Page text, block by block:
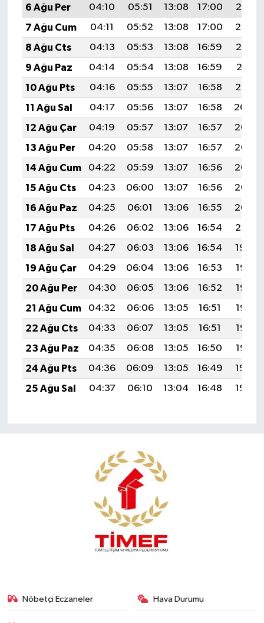
6 Ağu Per
04:10 05:51 13:08 17:00
20:15
7 Ağu Cum
04:11 05:52 13:08 17:00
20:14
8 Ağu Cts
04:13 05:53 13:08 16:59
20:13
9 Ağu Paz
04:14 05:54 13:08 16:59
20:11
10 Ağu Pts
04:16 05:55 13:07 16:58
20:10
11 Ağu Sal
04:17 05:56 13:07 16:58
20:09
12 Ağu Çar
04:19 05:57 13:07 16:57
20:07
13 Ağu Per
04:20 05:58 13:07 16:57
20:06
14 Ağu Cum
04:22 05:59 13:07 16:56
20:05
15 Ağu Cts
04:23 06:00 13:07 16:56
20:03
16 Ağu Paz
04:25 06:01 13:06 16:55
20:02
17 Ağu Pts
04:26 06:02 13:06 16:54
20:01
18 Ağu Sal
04:27 06:03 13:06 16:54
19:59
19 Ağu Çar
04:29 06:04 13:06 16:53
19:58
20 Ağu Per
04:30 06:05 13:06 16:52
19:56
21 Ağu Cum
04:32 06:06 13:05 16:51
19:55
22 Ağu Cts
04:33 06:07 13:05 16:51
19:53
23 Ağu Paz
04:35 06:08 13:05 16:50
19:52
24 Ağu Pts
04:36 06:09 13:05 16:49
19:50
25 Ağu Sal
04:37 06:10 13:04 16:48 19:49
Nöbetçi Eczaneler Hava Durumu